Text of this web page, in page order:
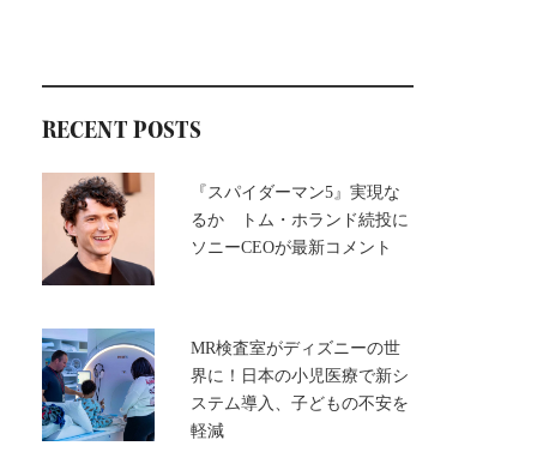
RECENT POSTS
『スパイダーマン5』実現な
るか トム・ホランド続投に
ソニーCEOが最新コメント
MR検査室がディズニーの世
界に！日本の小児医療で新シ
ステム導入、子どもの不安を
軽減